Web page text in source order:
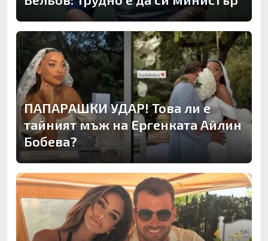
ПАПАРАШКИ УДАР! Това ли е
тайният мъж на Ергенката Айлин
Бобева?